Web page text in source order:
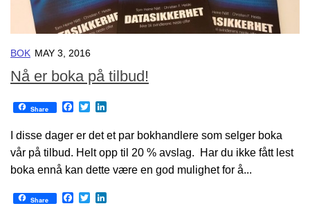
BOK MAY 3, 2016
Nå er boka på tilbud!
Share Facebook
Twitter
I disse dager er det et par bokhandlere som selger boka
vår på tilbud. Helt opp til 20 % avslag. Har du ikke fått lest
boka ennå kan dette være en god mulighet for å...
Share Facebook
Twitter